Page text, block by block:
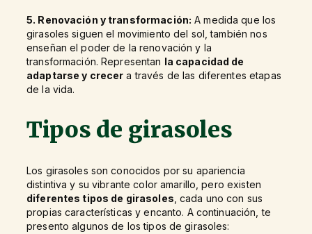
5. Renovación y transformación: A medida que los
girasoles siguen el movimiento del sol, también nos
enseñan el poder de la renovación y la
transformación. Representan la capacidad de
adaptarse y crecer a través de las diferentes etapas
de la vida.
Tipos de girasoles
Los girasoles son conocidos por su apariencia
distintiva y su vibrante color amarillo, pero existen
diferentes tipos de girasoles , cada uno con sus
propias características y encanto. A continuación, te
presento algunos de los tipos de girasoles: